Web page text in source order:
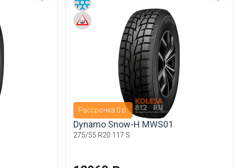
Рассрочка 0 р.
Dynamo Snow-H MWS01
275/55 R20 117 S